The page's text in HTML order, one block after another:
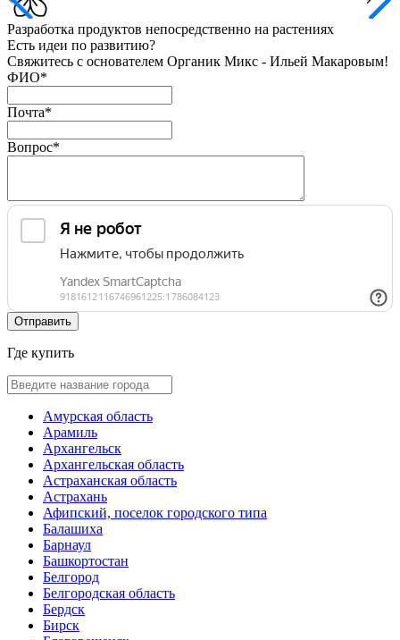
Разработка продуктов непосредственно на растениях
Есть идеи по развитию?
Свяжитесь с основателем Органик Микс - Ильей Макаровым!
ФИО*
Почта*
Вопрос*
Где купить
Амурская область
Арамиль
Архангельск
Архангельская область
Астраханская область
Астрахань
Афипский, поселок городского типа
Балашиха
Барнаул
Башкортостан
Белгород
Белгородская область
Бердск
Бирск